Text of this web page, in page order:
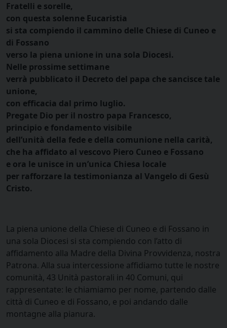
Fratelli e sorelle,
con questa solenne Eucaristia
si sta compiendo il cammino delle Chiese di Cuneo e
di Fossano
verso la piena unione in una sola Diocesi.
Nelle prossime settimane
verrà pubblicato il Decreto del papa che sancisce tale
unione,
con efficacia dal primo luglio.
Pregate Dio per il nostro papa Francesco,
principio e fondamento visibile
dell’unità della fede e della comunione nella carità,
che ha affidato al vescovo Piero Cuneo e Fossano
e ora le unisce in un’unica Chiesa locale
per rafforzare la testimonianza al Vangelo di Gesù
Cristo.
La piena unione della Chiese di Cuneo e di Fossano in
una sola Diocesi si sta compiendo con l’atto di
affidamento alla Madre della Divina Provvidenza, nostra
Patrona. Alla sua intercessione affidiamo tutte le nostre
comunità, 43 Unità pastorali in 40 Comuni, qui
rappresentate: le chiamiamo per nome, partendo dalle
città di Cuneo e di Fossano, e poi andando dalle
montagne alla pianura.